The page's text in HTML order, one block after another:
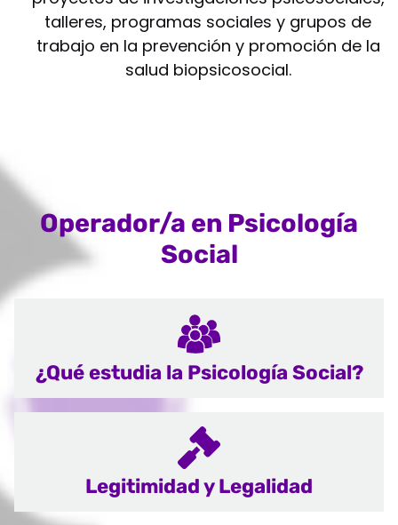
talleres, programas sociales y grupos de
trabajo en la prevención y promoción de la
salud biopsicosocial.
Operador/a en Psicología
Social
¿Qué estudia la Psicología Social?
Legitimidad y Legalidad